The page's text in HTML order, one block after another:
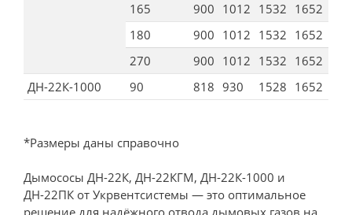
165
900 1012 1532 1652
180
900 1012 1532 1652
270
900 1012 1532 1652
ДН-22К-1000
90 818 930 1528 1652
*Размеры даны справочно
Дымососы ДН-22К, ДН-22КГМ, ДН-22К-1000 и
ДН-22ПК от Укрвентсистемы — это оптимальное